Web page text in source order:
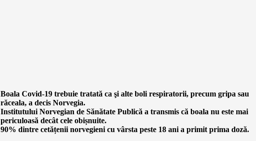
Boala Covid-19 trebuie tratată ca şi alte boli respiratorii, precum gripa sau
răceala, a decis Norvegia.
Institutului Norvegian de Sănătate Publică a transmis că boala nu este mai
periculoasă decât cele obișnuite.
90% dintre cetățenii norvegieni cu vârsta peste 18 ani a primit prima doză.